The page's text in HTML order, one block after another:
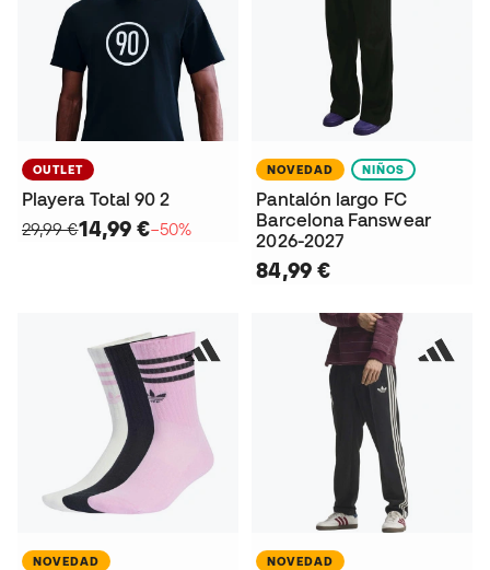
OUTLET
Playera Total 90 2
29,99 €14,99 €−50%
NOVEDAD NIÑOS
Pantalón largo FC
Barcelona Fanswear
2026-2027
84,99 €
NOVEDAD NOVEDAD